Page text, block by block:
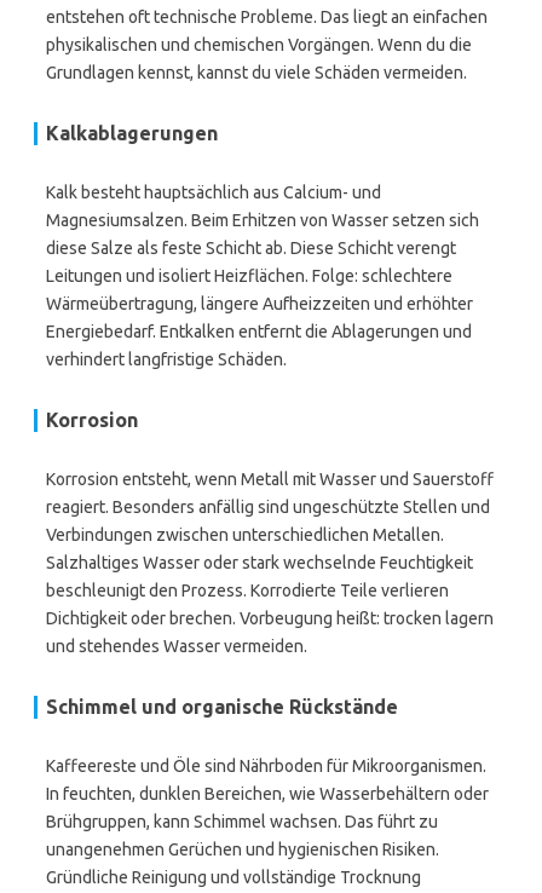
entstehen oft technische Probleme. Das liegt an einfachen
physikalischen und chemischen Vorgängen. Wenn du die
Grundlagen kennst, kannst du viele Schäden vermeiden.
Kalkablagerungen
Kalk besteht hauptsächlich aus Calcium- und
Magnesiumsalzen. Beim Erhitzen von Wasser setzen sich
diese Salze als feste Schicht ab. Diese Schicht verengt
Leitungen und isoliert Heizflächen. Folge: schlechtere
Wärmeübertragung, längere Aufheizzeiten und erhöhter
Energiebedarf. Entkalken entfernt die Ablagerungen und
verhindert langfristige Schäden.
Korrosion
Korrosion entsteht, wenn Metall mit Wasser und Sauerstoff
reagiert. Besonders anfällig sind ungeschützte Stellen und
Verbindungen zwischen unterschiedlichen Metallen.
Salzhaltiges Wasser oder stark wechselnde Feuchtigkeit
beschleunigt den Prozess. Korrodierte Teile verlieren
Dichtigkeit oder brechen. Vorbeugung heißt: trocken lagern
und stehendes Wasser vermeiden.
Schimmel und organische Rückstände
Kaffeereste und Öle sind Nährboden für Mikroorganismen.
In feuchten, dunklen Bereichen, wie Wasserbehältern oder
Brühgruppen, kann Schimmel wachsen. Das führt zu
unangenehmen Gerüchen und hygienischen Risiken.
Gründliche Reinigung und vollständige Trocknung